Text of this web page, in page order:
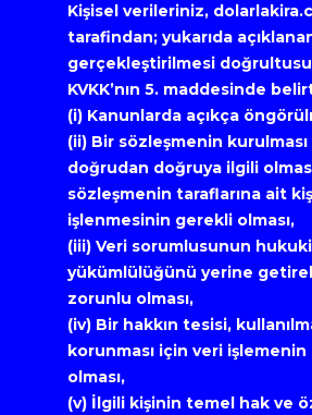
Kişisel verileriniz,
tarafindan; yukarıda
gerçekleştirilmesi
KVKK’nın 5. maddesinde
(i) Kanunlarda açıkça
(ii) Bir sözleşmenin kurulması
doğrudan doğruya ilgili
sözleşmenin taraflarına ait
işlenmesinin gerekli olması,
(iii) Veri sorumlusunun hukuki
yükümlülüğünü yerine
zorunlu olması,
(iv) Bir hakkın tesisi,
korunması için veri
olması,
(v) İlgili kişinin temel hak ve